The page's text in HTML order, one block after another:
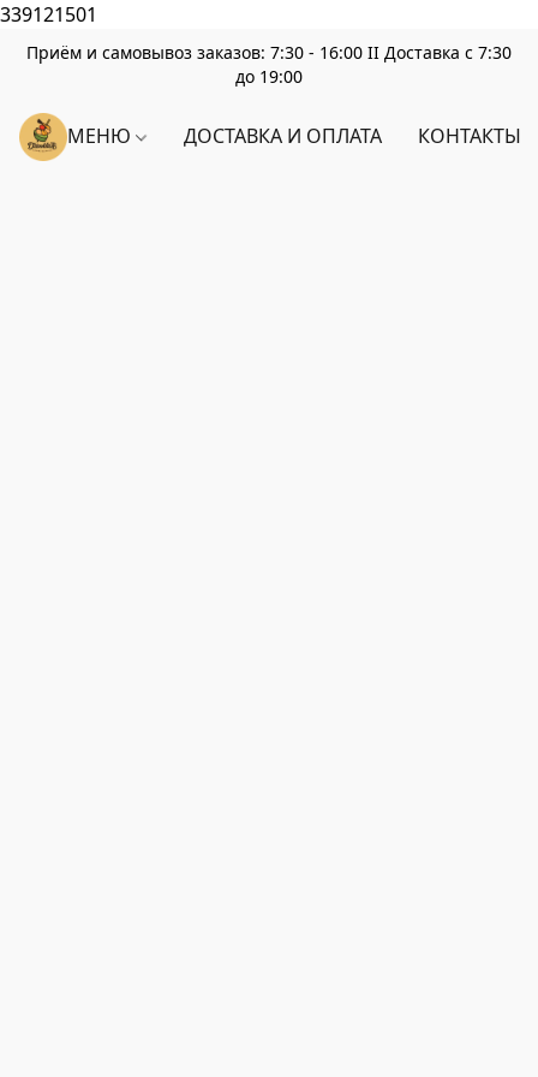
339121501
Приём и самовывоз заказов: 7:30 - 16:00 II Доставка с 7:30
до 19:00
МЕНЮ ДОСТАВКА И ОПЛАТА КОНТАКТЫ